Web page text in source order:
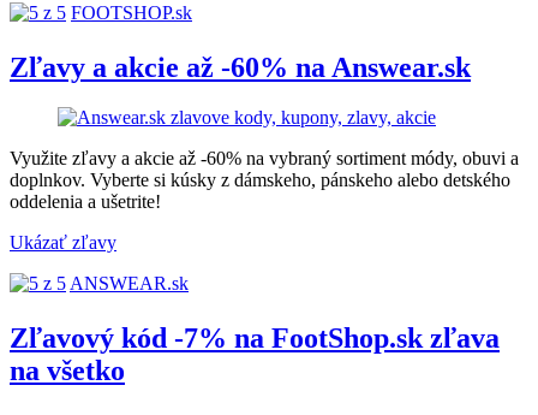
FOOTSHOP.sk
Zľavy a akcie až -60% na Answear.sk
Využite zľavy a akcie až -60% na vybraný sortiment módy, obuvi a
doplnkov. Vyberte si kúsky z dámskeho, pánskeho alebo detského
oddelenia a ušetrite!
Ukázať zľavy
ANSWEAR.sk
Zľavový kód -7% na FootShop.sk zľava
na všetko